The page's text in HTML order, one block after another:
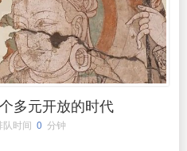
多元开放的时代
队时间 0 分钟